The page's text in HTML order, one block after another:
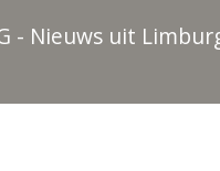
- Nieuws uit